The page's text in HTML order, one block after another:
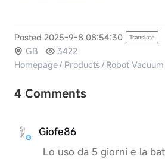
Posted 2025-9-8 08:54:30 Translate
GB
3422
Homepage/ Products/ Robot Vacuum
4 Comments
Giofe86
Lo uso da 5 giorni e la